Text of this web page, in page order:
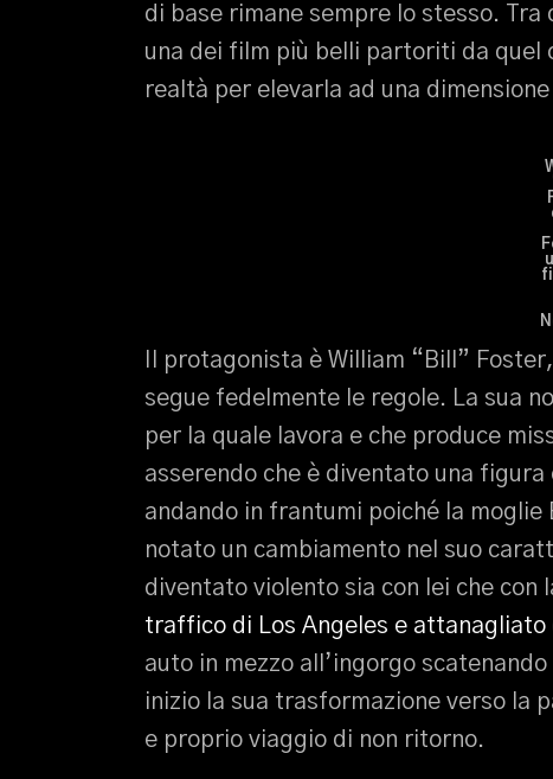
di base rimane sempre lo stesso. Tra
una dei film più belli partoriti da quel
realtà per elevarla ad una dimensione
Il protagonista è William “Bill”
segue fedelmente le regole. La sua
per la quale lavora e che produce
asserendo che è diventato una
andando in frantumi poiché la
notato un cambiamento nel suo
diventato violento sia con lei che con
traffico di Los Angeles e attanagliato
auto in mezzo all’ingorgo
inizio la sua trasformazione verso la
e proprio viaggio di non ritorno.